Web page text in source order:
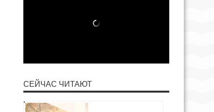
СЕЙЧАС ЧИТАЮТ